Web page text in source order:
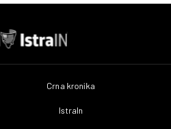
Crna kronika
IstraIn